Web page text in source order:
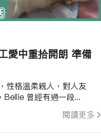
愛中重拾開朗 準備
閱讀更多
性格溫柔親人，對人友
曾經有過一段...